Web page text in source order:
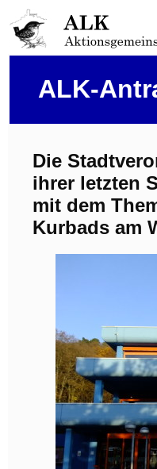
ALK-
Die
ihrer letzten
mit dem
Kurbads am